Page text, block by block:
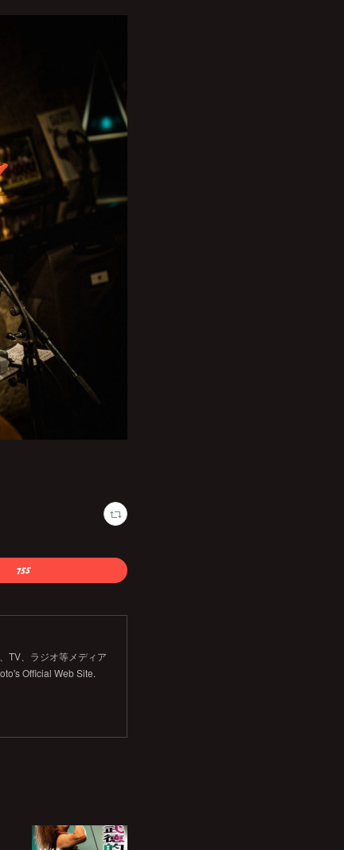
TV、ラジオ等メディア
Official Web Site.